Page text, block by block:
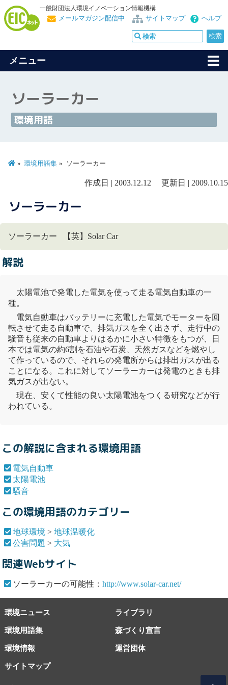
一般財団法人環境イノベーション情報機構
ヘルプ
サイトマップ
メールマガジン配信中
メニュー
ソーラーカー
環境用語
環境用語集 ソーラーカー
作成日 | 2003.12.12 更新日 | 2009.10.15
ソーラーカー
ソーラーカー 【英】Solar Car
解説
太陽電池で発電した電気を使って走る電気自動車の一
種。
電気自動車はバッテリーに充電した電気でモーターを回
転させて走る自動車で、排気ガスを全く出さず、走行中の
騒音も従来の自動車よりはるかに小さい特徴をもつが、日
本では電気の約6割を石油や石炭、天然ガスなどを燃やし
て作っているので、それらの発電所からは排出ガスが出る
ことになる。これに対してソーラーカーは発電のときも排
気ガスが出ない。
現在、安くて性能の良い太陽電池をつくる研究などが行
われている。
この解説に含まれる環境用語
電気自動車
太陽電池
騒音
この環境用語のカテゴリー
地球環境 >地球温暖化
公害問題 > 大気
関連Webサイト
ソーラーカーの可能性：http://www.solar-car.net/
環境ニュース ライブラリ
環境用語集 森づくり宣言
環境情報
サイトマップ
運営団体